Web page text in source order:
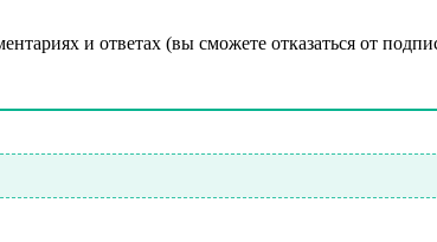
и ответах (вы cможете отказаться от